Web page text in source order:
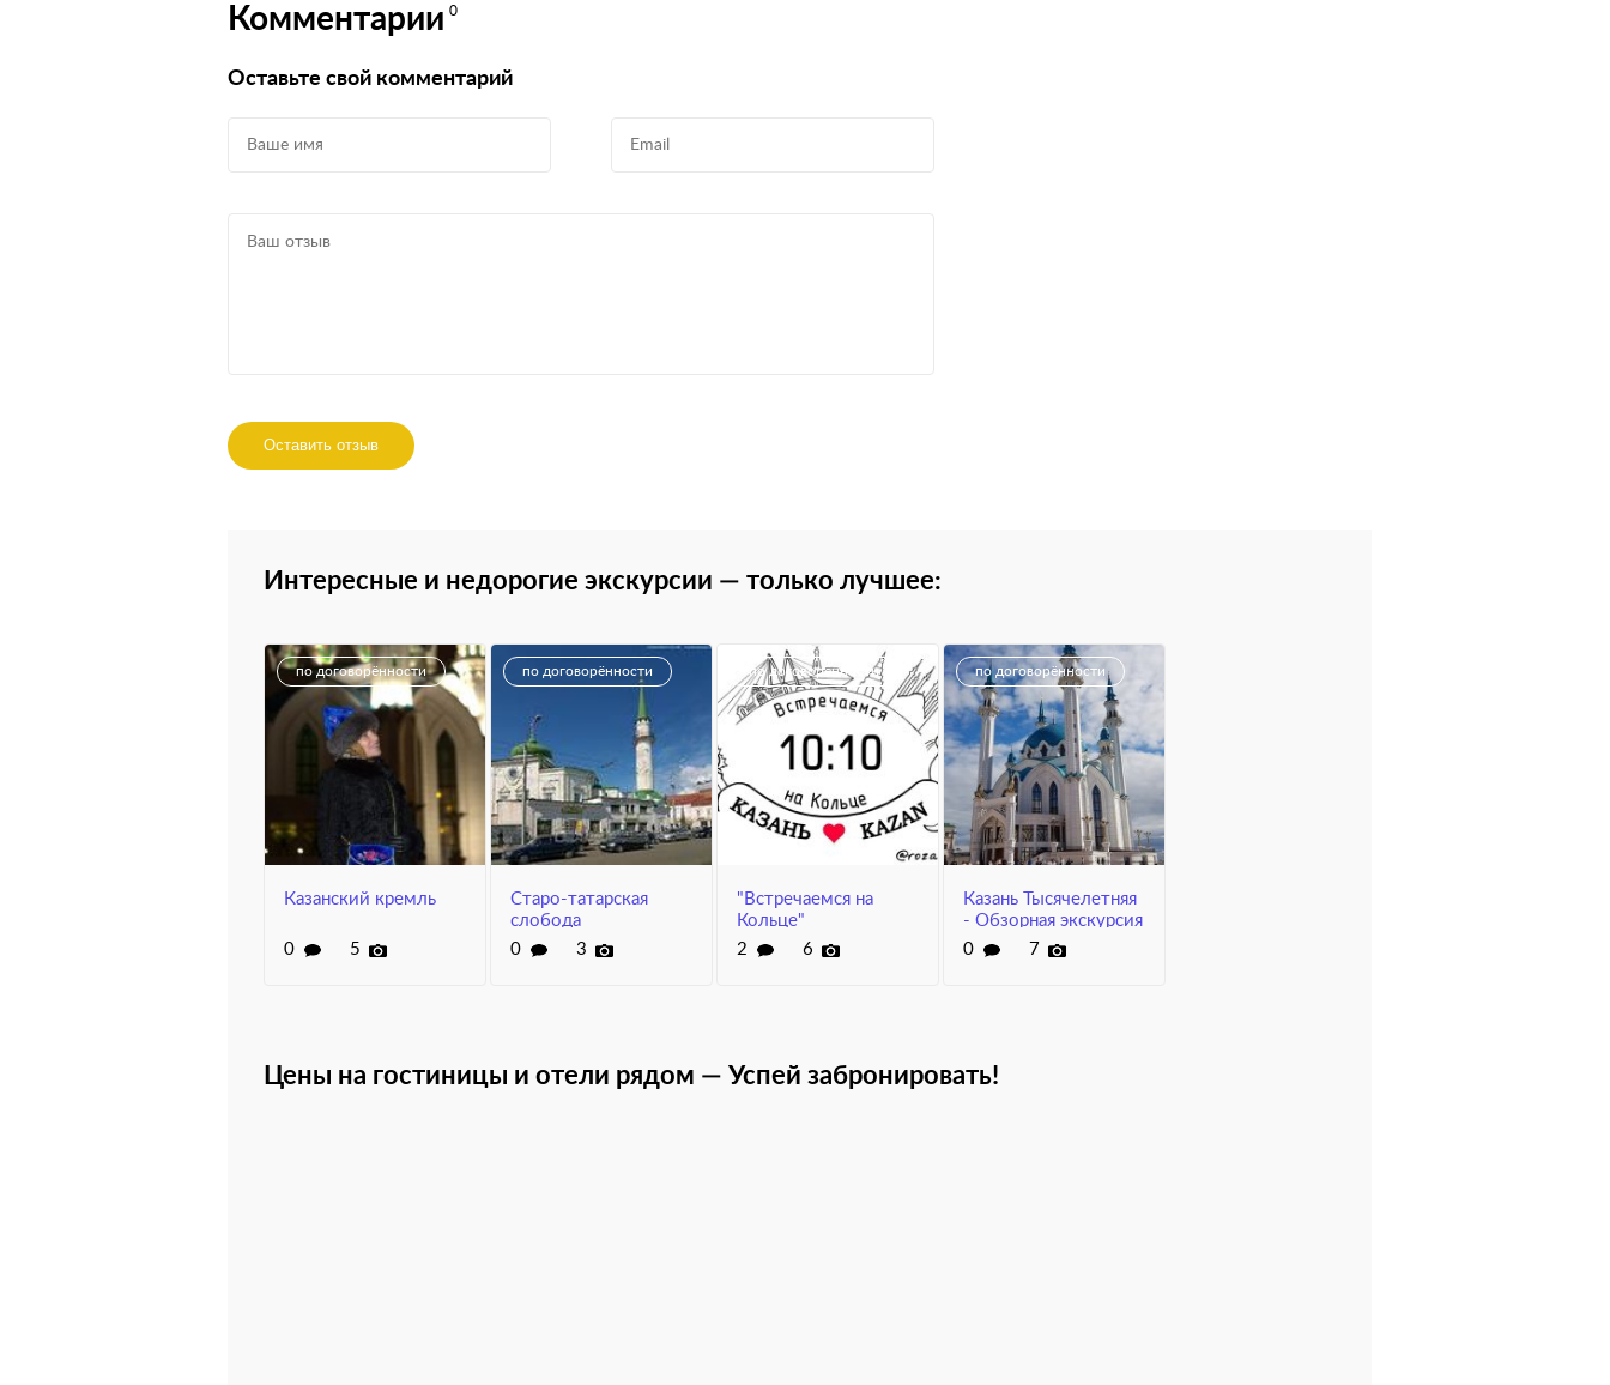
Комментарии 0
Оставьте свой комментарий
Оставить отзыв
Интересные и недорогие экскурсии — только лучшее:
Казанский кремль
0 5
по договорённости
Старо-татарская
слобода
0
3
по договорённости
"Встречаемся на
Кольце"
2
6
по договорённости
Казань Тысячелетняя
- Обзорная экскурсия
по Казани с
0 7
по договорённости
Цены на гостиницы и отели рядом — Успей забронировать!